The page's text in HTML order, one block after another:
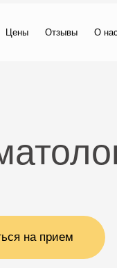
Цены Отзывы О нас
на прием